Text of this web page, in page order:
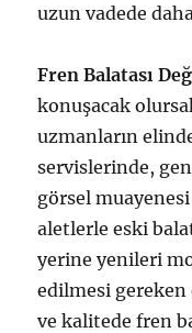
uzun vadede
Fren Balatası
konuşacak
uzmanların
servislerinde,
görsel muayenesi
aletlerle eski
yerine yenileri
edilmesi
ve kalitede fren